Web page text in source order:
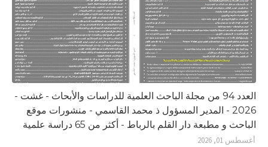
العدد 94 من مجلة الباحث العلمية للدراسات والأبحاث - غشت -
2026 - المدير المسؤول ذ محمد القاسمي - منشورات موقع
الباحث و مطبعة دار القلم بالرباط - أكثر من 65 دراسة علمية
أغسطس 01, 2026